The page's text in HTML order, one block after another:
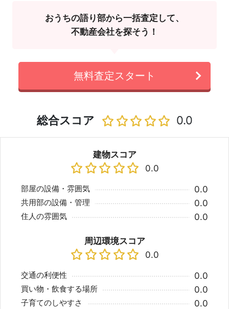
おうちの語り部から一括査定して、
不動産会社を探そう！
無料査定スタート
総合スコア 0.0
建物スコア
0.0
部屋の設備・雰囲気 0.0
共用部の設備・管理 0.0
住人の雰囲気 0.0
周辺環境スコア
0.0
交通の利便性 0.0
買い物・飲食する場所 0.0
子育てのしやすさ 0.0